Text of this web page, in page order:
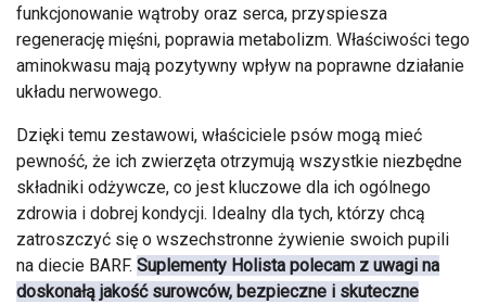
funkcjonowanie wątroby oraz serca, przyspiesza
regenerację mięśni, poprawia metabolizm. Właściwości tego
aminokwasu mają pozytywny wpływ na poprawne działanie
układu nerwowego.
Dzięki temu zestawowi, właściciele psów mogą mieć
pewność, że ich zwierzęta otrzymują wszystkie niezbędne
składniki odżywcze, co jest kluczowe dla ich ogólnego
zdrowia i dobrej kondycji. Idealny dla tych, którzy chcą
zatroszczyć się o wszechstronne żywienie swoich pupili
na diecie BARF. Suplementy Holista polecam z uwagi na
doskonałą jakość surowców, bezpieczne i skuteczne